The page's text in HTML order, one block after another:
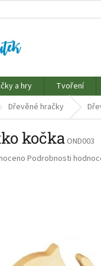
a hry Tvoření
Dřevěné hračky
kočka OND003
Podrobnosti